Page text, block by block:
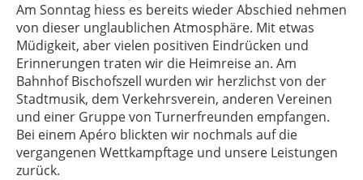
Am Sonntag hiess es bereits wieder Abschied nehmen
von dieser unglaublichen Atmosphäre. Mit etwas
Müdigkeit, aber vielen positiven Eindrücken und
Erinnerungen traten wir die Heimreise an. Am
Bahnhof Bischofszell wurden wir herzlichst von der
Stadtmusik, dem Verkehrsverein, anderen Vereinen
und einer Gruppe von Turnerfreunden empfangen.
Bei einem Apéro blickten wir nochmals auf die
vergangenen Wettkampftage und unsere Leistungen
zurück.